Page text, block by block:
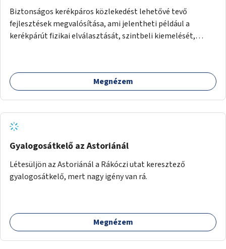
Biztonságos kerékpáros közlekedést lehetővé tevő
fejlesztések megvalósítása, ami jelentheti például a
kerékpárút fizikai elválasztását, szintbeli kiemelését,
vagy akár egyes egyirányú utcák megnyitását
szembeforgalmú kerékpározásra.
Megnézem
Gyalogosátkelő az Astoriánál
Létesüljön az Astoriánál a Rákóczi utat keresztező
gyalogosátkelő, mert nagy igény van rá.
Megnézem